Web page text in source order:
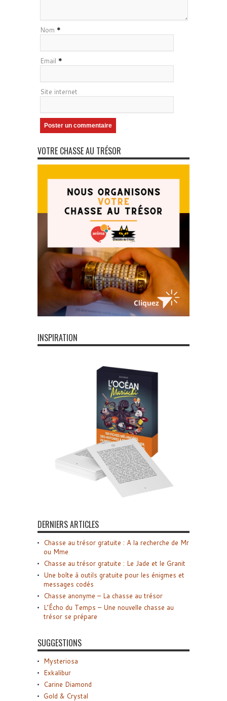
Nom *
Email *
Site internet
VOTRE CHASSE AU TRÉSOR
INSPIRATION
DERNIERS ARTICLES
Chasse au trésor gratuite : A la recherche de Mr
ou Mme
Chasse au trésor gratuite : Le Jade et le Granit
Une boîte à outils gratuite pour les énigmes et
messages codés
Chasse anonyme – La chasse au trésor
L’Écho du Temps – Une nouvelle chasse au
trésor se prépare
SUGGESTIONS
Mysteriosa
Exkalibur
Carine Diamond
Gold & Crystal